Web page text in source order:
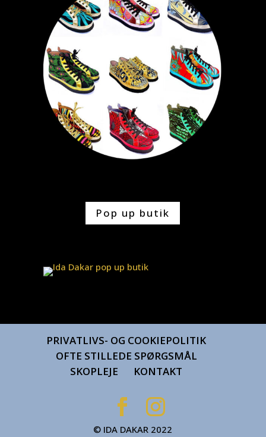
Pop up butik
PRIVATLIVS- OG COOKIEPOLITIK
OFTE STILLEDE SPØRGSMÅL
SKOPLEJE
KONTAKT
© IDA DAKAR 2022